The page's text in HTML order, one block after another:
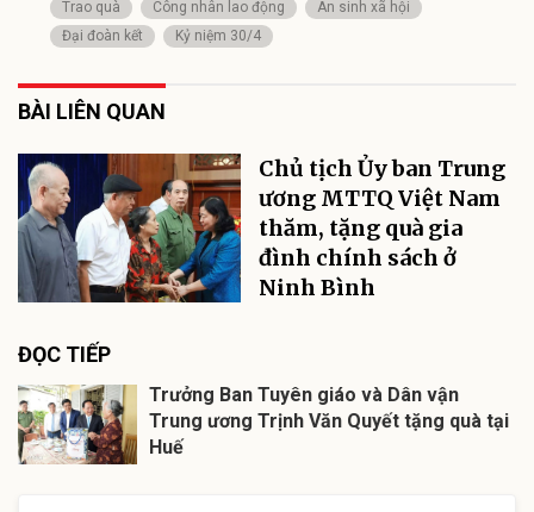
Trao quà Công nhân lao động
An sinh xã hội
Đại đoàn kết
Kỷ niệm 30/4
BÀI LIÊN QUAN
Chủ tịch Ủy ban Trung
ương MTTQ Việt Nam
thăm, tặng quà gia
đình chính sách ở
Ninh Bình
ĐỌC TIẾP
Trưởng Ban Tuyên giáo và Dân vận
Trung ương Trịnh Văn Quyết tặng quà tại
Huế